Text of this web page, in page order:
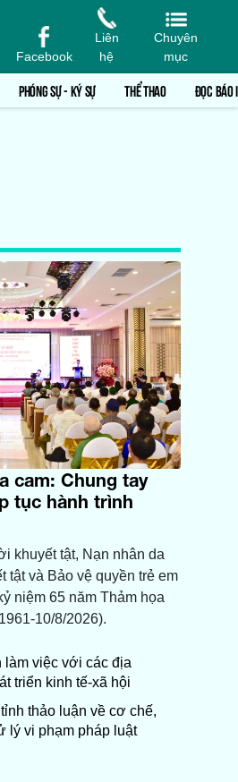
Facebook
Liên
hệ
Chuyên
mục
PHÓNG SỰ - KÝ SỰ THỂ THAO ĐỌC BÁO
cam: Chung tay
tục hành trình
khuyết tật, Nạn nhân da
tật và Bảo vệ quyền trẻ em
niệm 65 năm Thảm họa
10/8/2026).
việc với các địa
triển kinh tế-xã hội
thảo luận về cơ chế,
lý vi phạm pháp luật